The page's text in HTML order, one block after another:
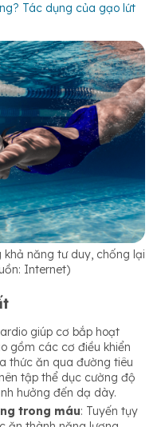
Tác dụng của gạo lứt
năng tư duy, chống lại
Internet)
giúp cơ bắp hoạt
gồm các cơ điều khiển
thức ăn qua đường tiêu
tập thể dục cường độ
hưởng đến dạ dày.
trong máu: Tuyến tụy